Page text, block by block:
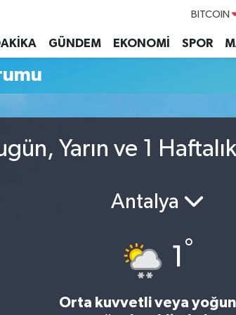
BITCOIN
DOLAR
G.ALTIN
GÜNDEM EKONOMİ SPOR
Yarın ve 1
Antalya
1 °
Orta kuvvetli veya